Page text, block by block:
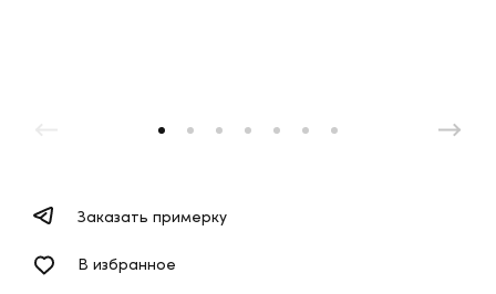
Заказать примерку
В избранное